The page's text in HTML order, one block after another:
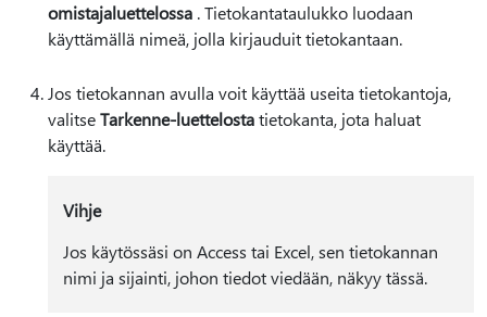
omistajaluettelossa . Tietokantataulukko luodaan
käyttämällä nimeä, jolla kirjauduit tietokantaan.
Jos tietokannan avulla voit käyttää useita tietokantoja,
valitseTarkenne-luettelostatietokanta, jota haluat
käyttää.
Vihje
Jos käytössäsi on Access tai Excel, sen tietokannan
nimi ja sijainti, johon tiedot viedään, näkyy tässä.